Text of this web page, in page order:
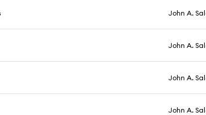
John A.
John A.
John A.
John A.